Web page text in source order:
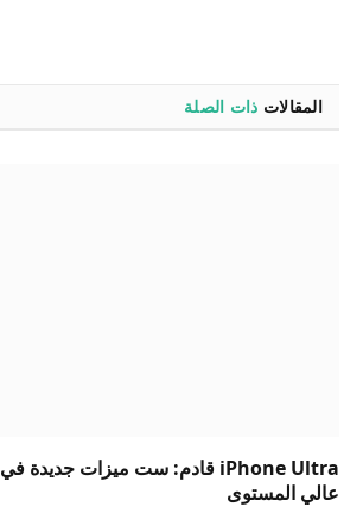
المقالات ذات الصلة
عالي المستوى